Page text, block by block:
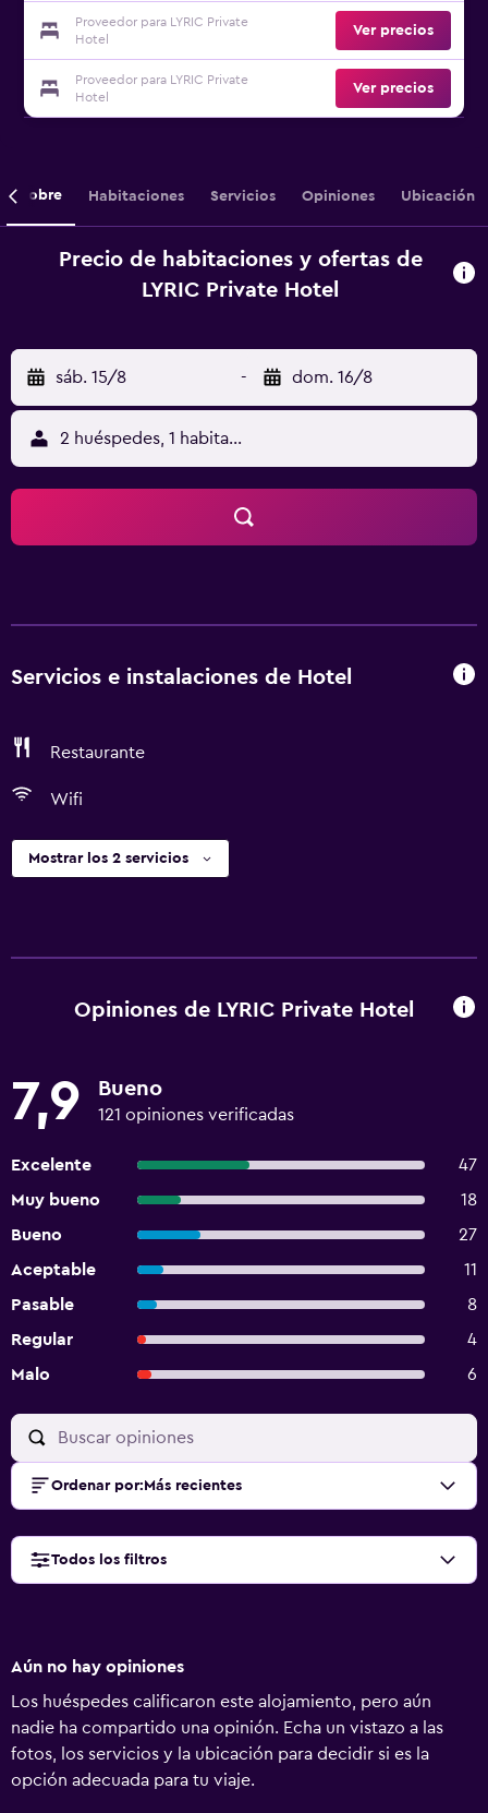
Proveedor para LYRIC Private
Hotel
Ver precios
Proveedor para LYRIC Private
Hotel
Ver precios
Sobre Habitaciones Servicios Opiniones Ubicación
Precio de habitaciones y ofertas de
LYRIC Private Hotel
sáb. 15/8 - dom. 16/8
2 huéspedes, 1 habitación
Servicios e instalaciones de Hotel
Restaurante
Wifi
Mostrar los 2 servicios
Opiniones de LYRIC Private Hotel
7,9 Bueno
121 opiniones verificadas
Excelente
47
Muy bueno
18
Bueno
27
Aceptable
11
Pasable
8
Regular
4
Malo
6
Ordenar por: Más recientes
Todos los filtros
Aún no hay opiniones
Los huéspedes calificaron este alojamiento, pero aún
nadie ha compartido una opinión. Echa un vistazo a las
fotos, los servicios y la ubicación para decidir si es la
opción adecuada para tu viaje.